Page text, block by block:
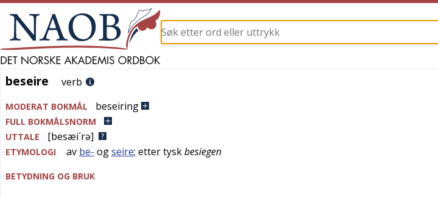
beseire
beseire verb
MODERAT BOKMÅL beseiring
FULL BOKMÅLSNORM
UTTALE
[besæi´rə]
ETYMOLOGI av be- ogseire; ettertyskbesiegen
BETYDNING OG BRUK